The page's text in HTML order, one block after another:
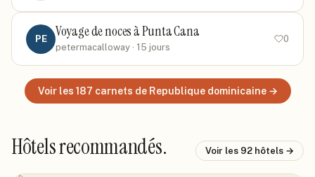
PE Voyage de noces à Punta Cana
petermacalloway · 15 jours
0
Voir les 187 carnets de Republique dominicaine→
Hôtels recommandés. Voir les 92 hôtels →